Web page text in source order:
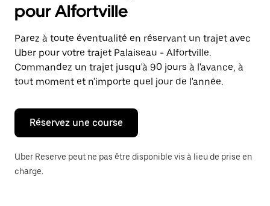
calendrier
et
sélectionner
une
date.
Appuyez
sur
la
Échap
pour
fermer
calendrier.
pour Alfortville
Parez à toute éventualité en réservant un trajet avec
Uber pour votre trajet Palaiseau - Alfortville.
Commandez un trajet jusqu'à 90 jours à l'avance, à
tout moment et n'importe quel jour de l'année.
Réservez une course
Uber Reserve peut ne pas être disponible vis à lieu de prise en
charge.